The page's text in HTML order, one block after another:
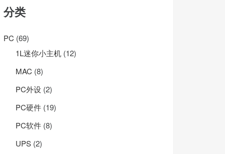
分类
PC (69)
1L迷你小主机 (12)
MAC (8)
PC外设 (2)
PC硬件 (19)
PC软件 (8)
UPS (2)